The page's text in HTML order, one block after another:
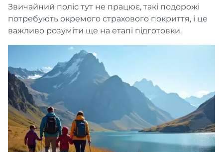
Звичайний поліс тут не працює, такі подорожі
потребують окремого страхового покриття, і це
важливо розуміти ще на етапі підготовки.